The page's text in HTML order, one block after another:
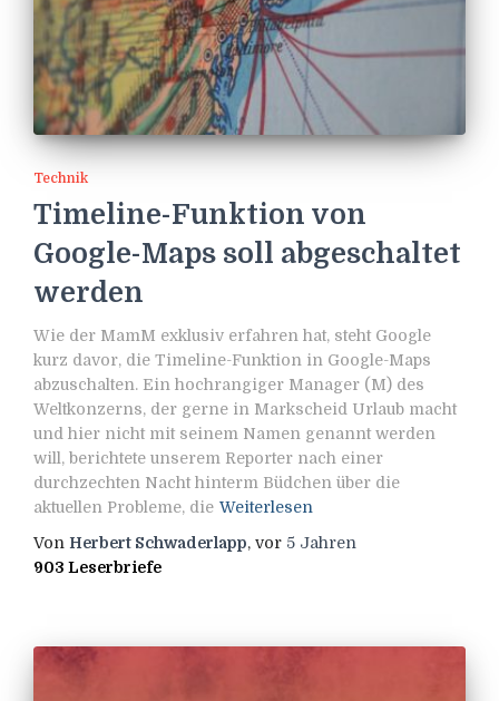
Technik
Timeline-Funktion von
Google-Maps soll abgeschaltet
werden
Wie der MamM exklusiv erfahren hat, steht Google
kurz davor, die Timeline-Funktion in Google-Maps
abzuschalten. Ein hochrangiger Manager (M) des
Weltkonzerns, der gerne in Markscheid Urlaub macht
und hier nicht mit seinem Namen genannt werden
will, berichtete unserem Reporter nach einer
durchzechten Nacht hinterm Büdchen über die
aktuellen Probleme, die Weiterlesen
Von Herbert Schwaderlapp, vor 5 Jahren
903 Leserbriefe